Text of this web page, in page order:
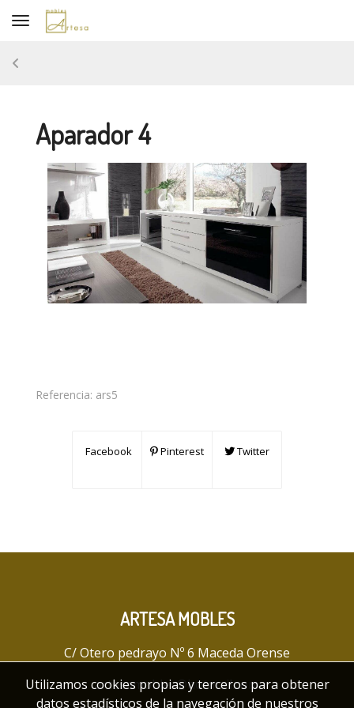
Toggle navigation
Aparador 4
Referencia: ars5
Facebook Pinterest Twitter
ARTESA MOBLES
C/ Otero pedrayo Nº 6 Maceda Orense
artesamobles@hotmail.com
Utilizamos cookies propias y terceros para obtener
datos estadísticos de la navegación de nuestros